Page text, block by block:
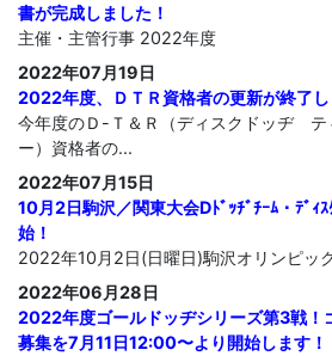
書が完成しました！
主催・主管行事 2022年度
2022年07月19日
2022年度、ＤＴＲ資格者の更新が終了し
今年度のＤ-Ｔ＆Ｒ（ディスクドッヂ テ
ー）資格者の...
2022年07月15日
10月2日駒沢／関東大会Dﾄﾞｯﾁﾞﾁｰﾑ・ﾃﾞｨ
始！
2022年10月2日(日曜日)駒沢オリンピッ
2022年06月28日
2022年度ゴールドッヂシリーズ第3戦！
募集を7月11日12:00〜より開始します！